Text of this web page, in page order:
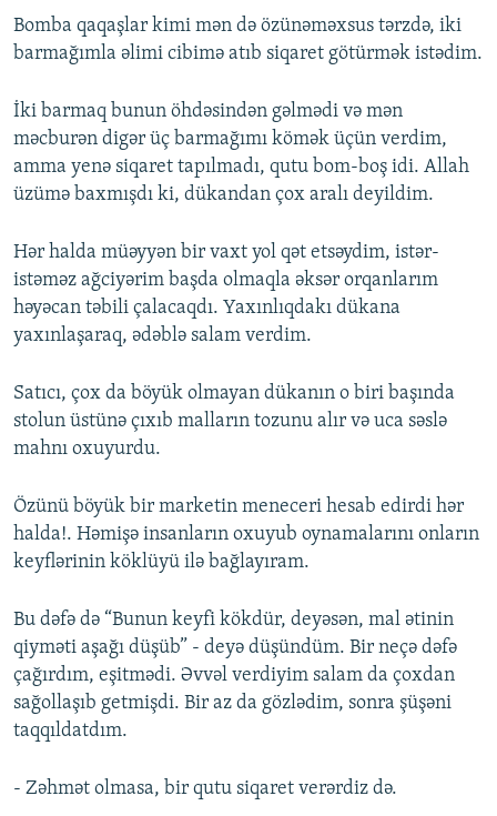
Bomba qaqaşlar kimi mən də özünəməxsus tərzdə, iki
barmağımla əlimi cibimə atıb siqaret götürmək istədim.
İki barmaq bunun öhdəsindən gəlmədi və mən
məcburən digər üç barmağımı kömək üçün verdim,
amma yenə siqaret tapılmadı, qutu bom-boş idi. Allah
üzümə baxmışdı ki, dükandan çox aralı deyildim.
Hər halda müəyyən bir vaxt yol qət etsəydim, istər-
istəməz ağciyərim başda olmaqla əksər orqanlarım
həyəcan təbili çalacaqdı. Yaxınlıqdakı dükana
yaxınlaşaraq, ədəblə salam verdim.
Satıcı, çox da böyük olmayan dükanın o biri başında
stolun üstünə çıxıb malların tozunu alır və uca səslə
mahnı oxuyurdu.
Özünü böyük bir marketin meneceri hesab edirdi hər
halda!. Həmişə insanların oxuyub oynamalarını onların
keyflərinin köklüyü ilə bağlayıram.
Bu dəfə də “Bunun keyfi kökdür, deyəsən, mal ətinin
qiyməti aşağı düşüb” - deyə düşündüm. Bir neçə dəfə
çağırdım, eşitmədi. Əvvəl verdiyim salam da çoxdan
sağollaşıb getmişdi. Bir az da gözlədim, sonra şüşəni
taqqıldatdım.
- Zəhmət olmasa, bir qutu siqaret verərdiz də.